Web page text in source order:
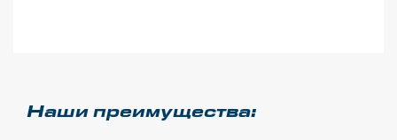
Наши преимущества: